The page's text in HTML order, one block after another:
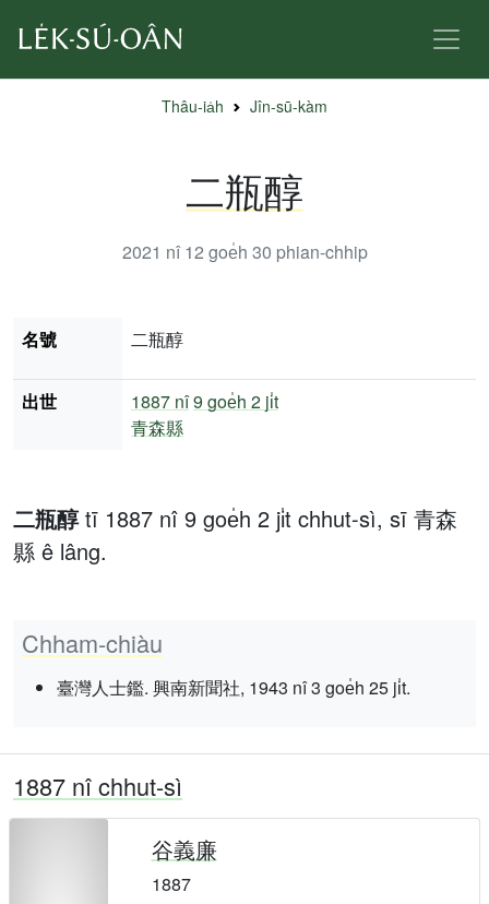
Thâu-ia̍h Jîn-sū-kàm
二瓶醇
2021 nî 12 goe̍h 30 phian-chhip
二瓶醇tī 1887 nî 9 goe̍h 2 ji̍t chhut-sì, sī 青森
縣 ê lâng.
Chham-chiàu
臺灣人士鑑. 興南新聞社, 1943 nî 3 goe̍h 25 ji̍t.
名號 二瓶醇
出世 1887 nî9 goe̍h 2 ji̍t
青森縣
1887 nî chhut-sì
谷義廉
1887